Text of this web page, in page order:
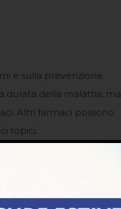
e sulla prevenzione
durata della malattia, ma
Altri farmaci possono
topici.
se il fuoco di
di Sant’Antonio si
i neonati, le persone